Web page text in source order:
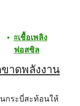
เชื้อเพลิง
ฟอสซิล
าดพลังงาน
กระบี่สะท้อนให้